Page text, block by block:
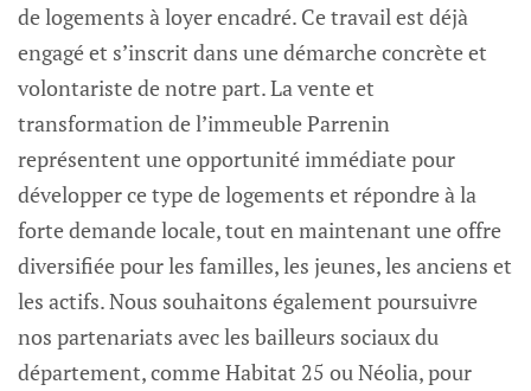
de logements à loyer encadré. Ce travail est déjà
engagé et s’inscrit dans une démarche concrète et
volontariste de notre part. La vente et
transformation de l’immeuble Parrenin
représentent une opportunité immédiate pour
développer ce type de logements et répondre à la
forte demande locale, tout en maintenant une offre
diversifiée pour les familles, les jeunes, les anciens et
les actifs. Nous souhaitons également poursuivre
nos partenariats avec les bailleurs sociaux du
département, comme Habitat 25 ou Néolia, pour